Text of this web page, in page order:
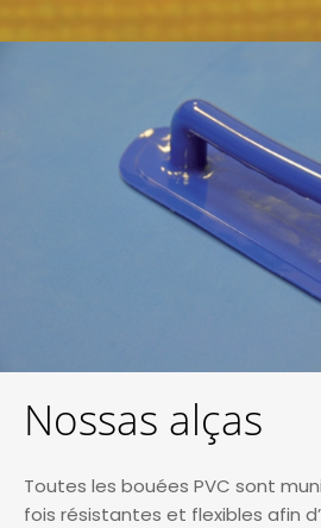
Nossas alças
Toutes les bouées PVC sont
fois résistantes et flexibles afin